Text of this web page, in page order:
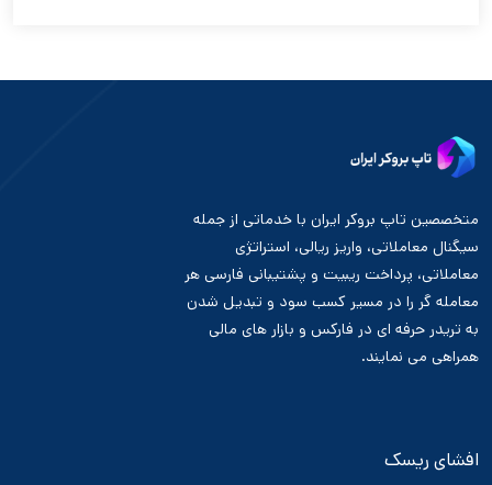
متخصصین تاپ بروکر ایران با خدماتی از جمله
سیگنال معاملاتی، واریز ریالی، استراتژی
معاملاتی، پرداخت ریبیت و پشتیبانی فارسی هر
معامله گر را در مسیر کسب سود و تبدیل شدن
به تریدر حرفه ای در فارکس و بازار های مالی
همراهی می نمایند.
افشای ریسک